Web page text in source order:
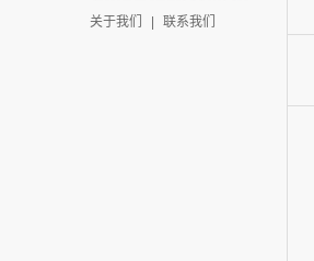
关于我们 | 联系我们